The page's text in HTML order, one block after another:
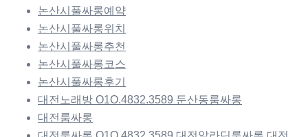
논산시풀싸롱예약
논산시풀싸롱위치
논산시풀싸롱추천
논산시풀싸롱코스
논산시풀싸롱후기
대전노래방 O1O.4832.3589 둔산동룸싸롱
대전룸싸롱